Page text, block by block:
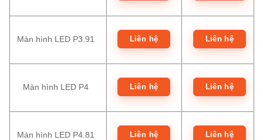
Màn hình LED P3.91 Liên hệ Liên hệ
Màn hình LED P4 Liên hệ Liên hệ
Màn hình LED P4.81 Liên hệ Liên hệ